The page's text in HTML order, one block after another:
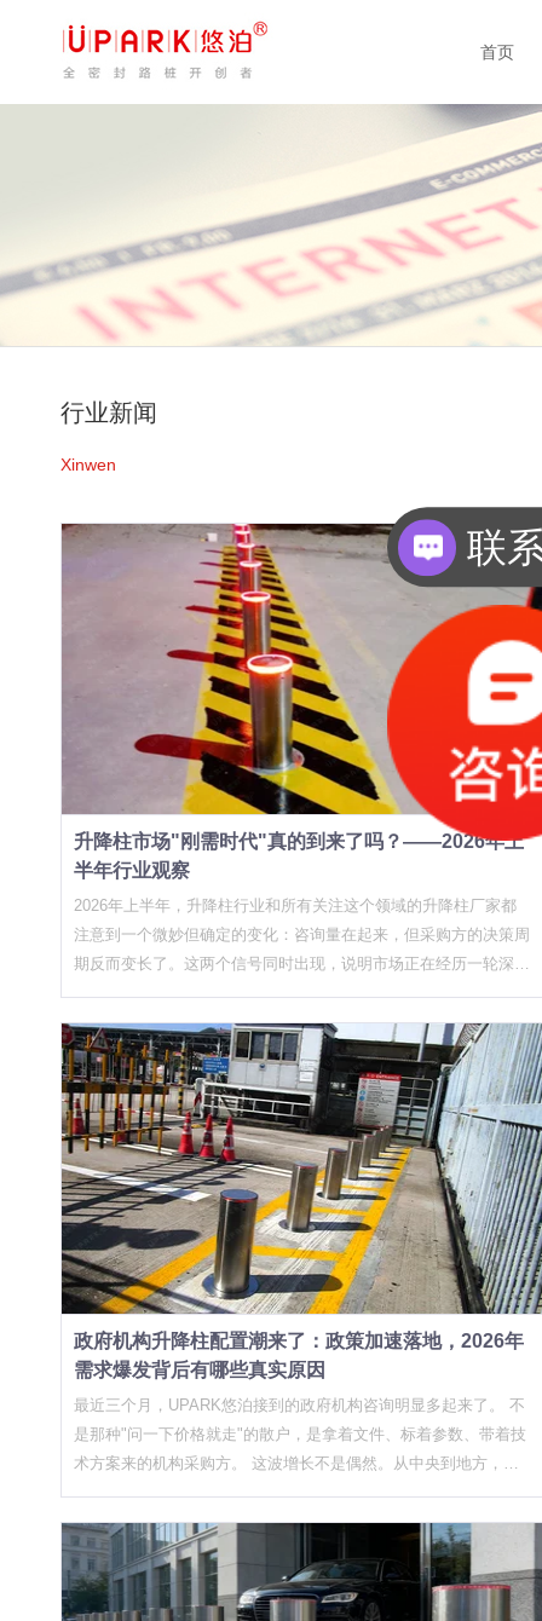
首页
行业新闻
Xinwen
升降柱市场"刚需时代"真的到来了吗？——2026年上
半年行业观察
2026年上半年，升降柱行业和所有关注这个领域的升降柱厂家都
注意到一个微妙但确定的变化：咨询量在起来，但采购方的决策周
期反而变长了。这两个信号同时出现，说明市场正在经历一轮深层
调整——不是简单的需求爆发，而是采购逻辑在变。 过去几年，
升降柱在很多人眼里还是"锦上添花"的设施。甲方有预算就装，没
预算就算了。但从去年底开始，一系列政策文件的落地执行，让这
个判断标准发生了根本性改变。 三股政策合力，把"可装可不
装"变成了"必须装" 为什么说2026年是拐点？因为三个政策节点恰
好在同一时间段叠加了。 第一，教育部在2024年下发的校园安全
升级文件中，明确要求中小学和幼儿园在出入口安装"硬质防冲撞
设施"，并纳入年度安全工作考核。这个要求不是指导性文件，是
带考核指标的。基层学校负责人开始真正紧张起来——装没装，不
再是态度问题，是履职问题。 第二，GA/T 1343-2016《防暴升降
式阻车路障》行业标准经过近两年的宣贯实施，采购招标文件里的
技术参数开始写得越来越具体、越来越专业。以前随便写个"升降
柱"就能招标，现在不行了，必须标注防撞等级K值、必须要求实
车撞击检测报告、必须核查产品认证资质。这道门槛，直接把一批
不具备研发能力的组装厂拦在了门外。 第三，各级政府机关和事
业单位的办公场所安全升级需求，在近两年的政府安全检查中被大
量触发。这类项目有一个共同特点：一旦列入整改清单，就有明确
需品"。UPARK悠泊作为深耕行业十年的升降柱厂家，感受非常直
接——2026年Q1的咨询量比去年同期增长了约40%，但项目从初
次沟通到签单的周期并没有明显缩短，说明采购方的决策反而更谨
政府机构升降柱配置潮来了：政策加速落地，2026年
需求爆发背后有哪些真实原因
最近三个月，UPARK悠泊接到的政府机构咨询明显多起来了。 不
是那种"问一下价格就走"的散户，是拿着文件、标着参数、带着技
术方案来的机构采购方。 这波增长不是偶然。从中央到地方，一
系列涉及出入口安全的政策文件正在实质性落地，而升降柱作
为"硬件防线"被直接写进了采购清单。升降柱厂家能不能提供符合
标准的方案，正在成为入门的硬条件。 政策不再是框架文件，正
在变成真实的采购需求 前几年，政府机构在做出入口安全规划
时，升降柱往往是"可选项"。预算充足就装，预算紧张就先放一
联